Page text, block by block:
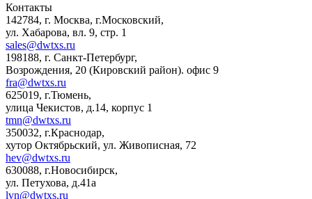
Контакты
142784, г. Москва, г.Московский,
ул. Хабарова, вл. 9, стр. 1
sales@dwtxs.ru
198188, г. Санкт-Петербург,
Возрождения, 20 (Кировский район). офис 9
fra@dwtxs.ru
625019, г.Тюмень,
улица Чекистов, д.14, корпус 1
tmn@dwtxs.ru
350032, г.Краснодар,
хутор Октябрьский, ул. Живописная, 72
hev@dwtxs.ru
630088, г.Новосибирск,
ул. Петухова, д.41а
lvn@dwtxs.ru